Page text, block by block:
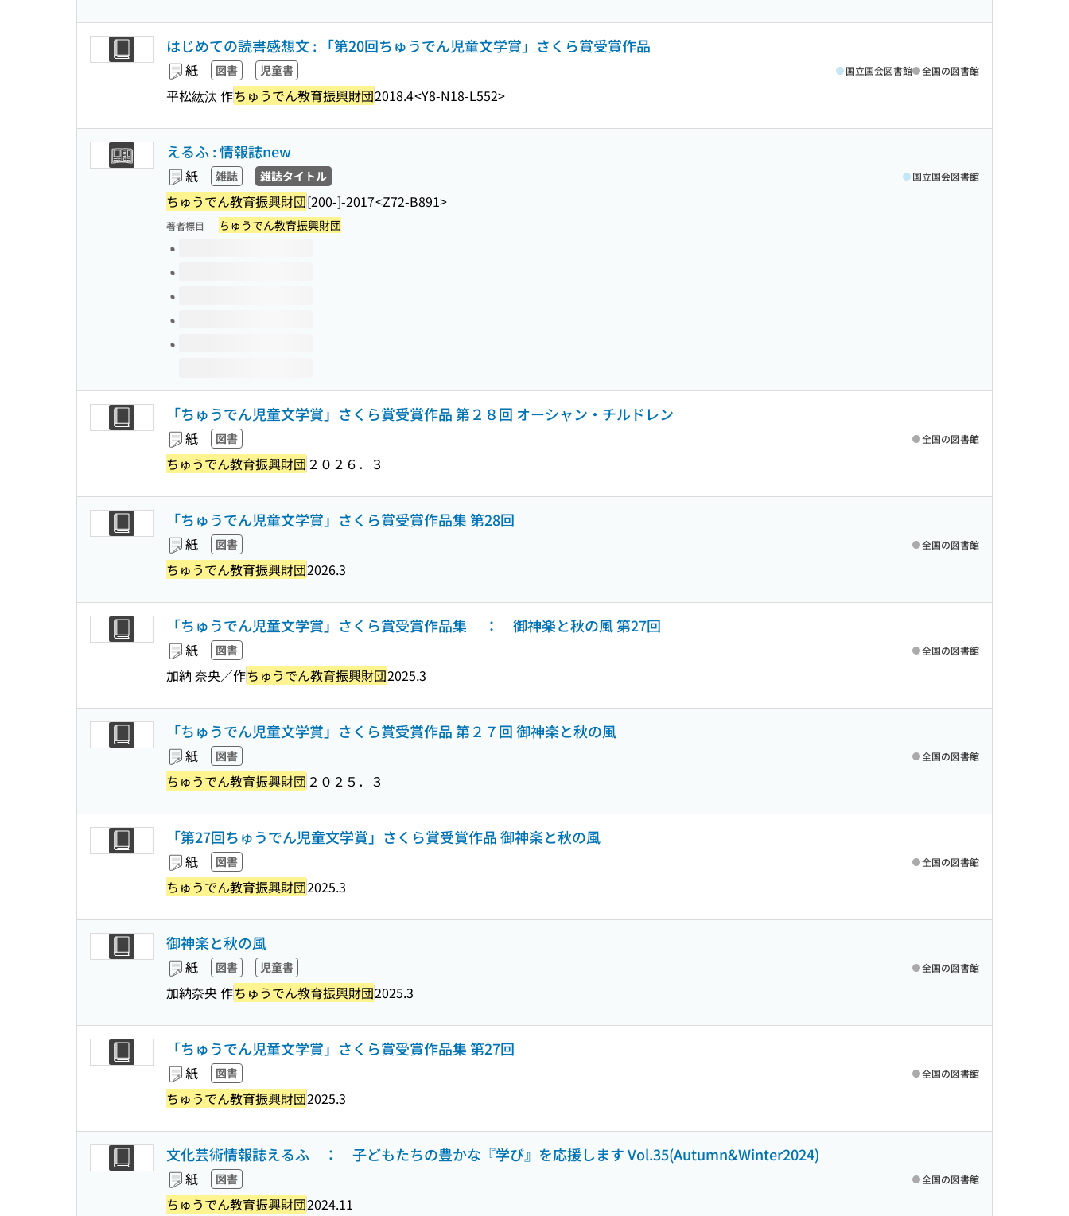
はじめての読書感想文 : 「第20回ちゅうでん児童文学賞」さくら賞受賞作品
紙 図書 児童書
平松紘汰 作ちゅうでん教育振興財団2018.4<Y8-N18-L552>
国立国会図書館 全国の図書館
えるふ : 情報誌new
紙 雑誌 雑誌タイトル
ちゅうでん教育振興財団[200-]-2017<Z72-B891>
国立国会図書館
著者標目 ちゅうでん教育振興財団
このタイトルの巻号
「ちゅうでん児童文学賞」さくら賞受賞作品 第２８回 オーシャン・チルドレン
紙 図書
ちゅうでん教育振興財団 ２０２６．３
全国の図書館
「ちゅうでん児童文学賞」さくら賞受賞作品集 第28回
紙 図書
ちゅうでん教育振興財団2026.3
全国の図書館
「ちゅうでん児童文学賞」さくら賞受賞作品集 ： 御神楽と秋の風 第27回
紙 図書
加納 奈央／作ちゅうでん教育振興財団2025.3
全国の図書館
「ちゅうでん児童文学賞」さくら賞受賞作品 第２７回 御神楽と秋の風
紙 図書
ちゅうでん教育振興財団 ２０２５．３
全国の図書館
「第27回ちゅうでん児童文学賞」さくら賞受賞作品 御神楽と秋の風
紙 図書
ちゅうでん教育振興財団2025.3
全国の図書館
御神楽と秋の風
紙 図書 児童書
加納奈央 作ちゅうでん教育振興財団2025.3
全国の図書館
「ちゅうでん児童文学賞」さくら賞受賞作品集 第27回
紙 図書
ちゅうでん教育振興財団2025.3
全国の図書館
文化芸術情報誌えるふ ： 子どもたちの豊かな『学び』を応援します Vol.35(Autumn&Winter2024)
紙 図書
ちゅうでん教育振興財団2024.11
全国の図書館